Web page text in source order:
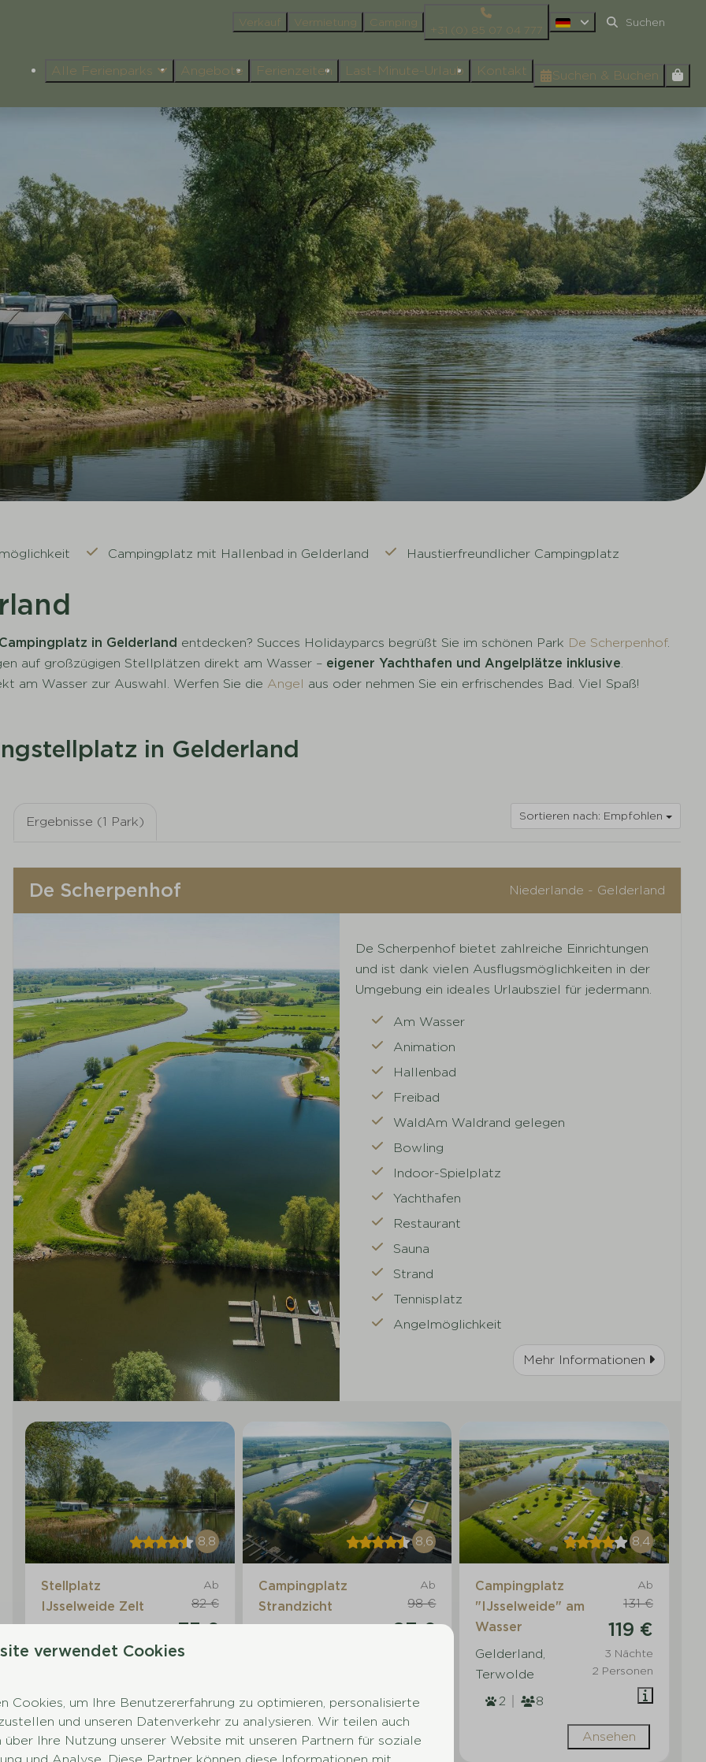
Verkauf Vermietung Camping
+31 (0) 85 07 04 777
Alle Ferienparks Angebote Ferienzeiten Last-Minute-Urlaub Kontakt Suchen & Buchen
Campingplatz mit Hallenbad in Gelderland Haustierfreundlicher Campingplatz
Campingplatz in Gelderland entdecken? Succes Holidayparcs begrüßt Sie im schönen Park De Scherpenhof.
auf großzügigen Stellplätzen direkt am Wasser – eigener Yachthafen und Angelplätze inklusive.
am Wasser zur Auswahl. Werfen Sie die Angel aus oder nehmen Sie ein erfrischendes Bad. Viel Spaß!
in Gelderland
Sortieren nach: Empfohlen
Ergebnisse (1 Park)
De Scherpenhof Niederlande - Gelderland
De Scherpenhof bietet zahlreiche Einrichtungen
und ist dank vielen Ausflugsmöglichkeiten in der
Umgebung ein ideales Urlaubsziel für jedermann.
Am Wasser
Animation
Hallenbad
Freibad
WaldAm Waldrand gelegen
Bowling
Indoor-Spielplatz
Yachthafen
Restaurant
Sauna
Strand
Tennisplatz
Angelmöglichkeit
Mehr Informationen
8,8
Ab
82 €
73 €
3 Nächte
Stellplatz
IJsselweide Zelt
Terwolde
Ansehen
8,6
Ab
98 €
87 €
Campingplatz
Strandzicht
Ansehen
8,4
Ab
131 €
119 €
3 Nächte
2 Personen
Campingplatz
"IJsselweide" am
Wasser
Gelderland,
Terwolde
2
8
Ansehen
verwendet Cookies
Cookies, um Ihre Benutzererfahrung zu optimieren, personalisierte
und unseren Datenverkehr zu analysieren. Wir teilen auch
über Ihre Nutzung unserer Website mit unseren Partnern für soziale
und Analyse. Diese Partner können diese Informationen mit